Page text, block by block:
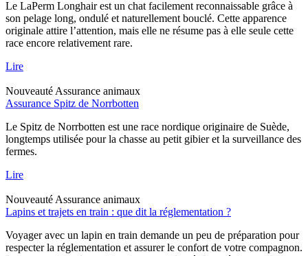
Le LaPerm Longhair est un chat facilement reconnaissable grâce à
son pelage long, ondulé et naturellement bouclé. Cette apparence
originale attire l’attention, mais elle ne résume pas à elle seule cette
race encore relativement rare.
Lire
Nouveauté Assurance animaux
Assurance Spitz de Norrbotten
Le Spitz de Norrbotten est une race nordique originaire de Suède,
longtemps utilisée pour la chasse au petit gibier et la surveillance des
fermes.
Lire
Nouveauté Assurance animaux
Lapins et trajets en train : que dit la réglementation ?
Voyager avec un lapin en train demande un peu de préparation pour
respecter la réglementation et assurer le confort de votre compagnon.